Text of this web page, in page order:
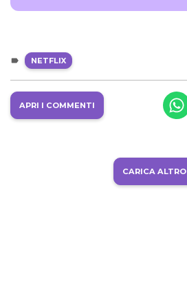
NETFLIX
APRI I COMMENTI
CARICA ALTRO